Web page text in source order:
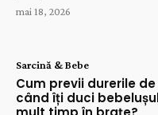
mai 18, 2026
Sarcină & Bebe
Cum previi durerile
când îți duci